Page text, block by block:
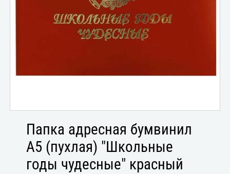
Папка адресная бумвинил
А5 (пухлая) "Школьные
годы чудесные" красный